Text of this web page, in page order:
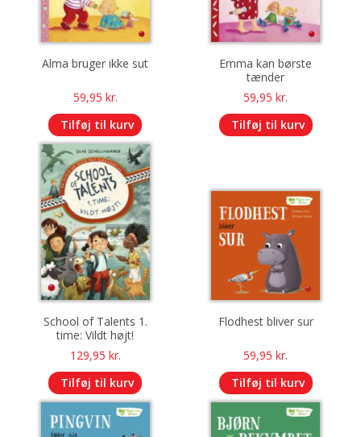
Alma bruger ikke sut
59,95 kr.
Tilføj til kurv
Emma kan børste
tænder
59,95kr.
Tilføj til kurv
School of Talents 1.
time: Vildt højt!
129,95 kr.
Tilføj til kurv
Flodhest bliver sur
59,95kr.
Tilføj til kurv